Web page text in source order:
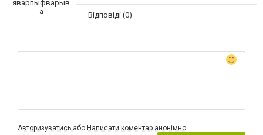
яварпыфварыв
а
Відповіді (0)
Авторизуватись або Написати коментар анонімно